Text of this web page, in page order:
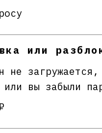
или
не
или вы забыли